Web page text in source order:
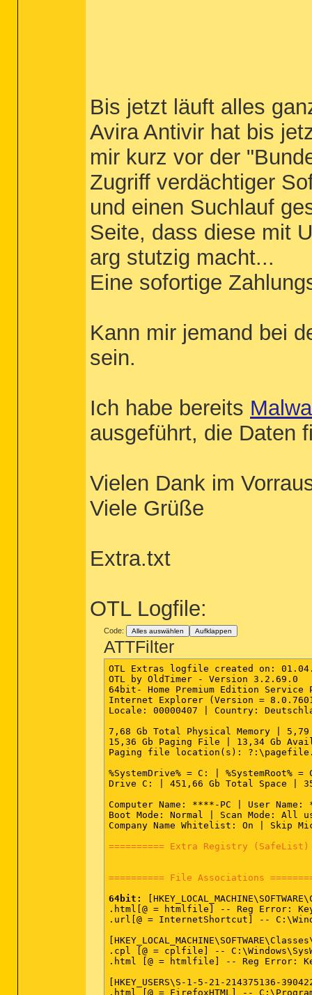
Bis jetzt läuft alles
Avira Antivir hat bis
mir kurz vor der
Zugriff verdächtiger
und einen Suchlauf
Seite, dass diese mit
arg stutzig macht...
Eine sofortige
Kann mir jemand bei
sein.
Ich habe bereits
ausgeführt, die Daten
Vielen Dank im
Viele Grüße
Extra.txt
OTL Logfile:
Code: Alles auswählen Aufklappen
ATTFilter
OTL Extras logfile created on:
OTL by OldTimer - Version 3.2.69.0
64bit- Home Premium Edition
Internet Explorer (Version =
Locale: 00000407 | Country:
7,68 Gb Total Physical Memory | 5,79
15,36 Gb Paging File | 13,34 Gb
Paging file location(s):
%SystemDrive% = C: |
Drive C: | 451,66 Gb Total Space |
Computer Name: ****-PC | User
Boot Mode: Normal | Scan Mode: All
Company Name Whitelist: On | Skip
========== Extra Registry (SafeList)
========== File Associations
64bit:
.html[@ = htmlfile] -- Reg Error:
.url[@ = InternetShortcut] --
.cpl [@ = cplfile] --
.html [@ = htmlfile] -- Reg Error:
[HKEY_USERS\S-1-5-21-214375136-
.html [@ = FirefoxHTML] --